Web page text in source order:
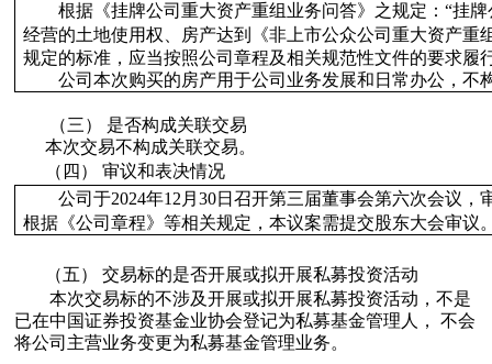
根据 《挂牌公司重大资产重组业务问答》之规定：“挂
经营的土地使用权、房产达到《非上市公众公司重大资产重
规定的标准，应当按照公司章程及相关规范性文件的要求
公司本次购买的房产用于公司业务发展和日常办公，不
（三）
是否构成关联交易
本次交易不构成关联交易。
（四）
审议和表决情况
公司于2024年12 月30日召开第三届董事会第六次会议，
根据《公司章程》等相关规定，本议案需提交股东大会审议
（五）
交易标的是否开展或拟开展私募投资活动
本次交易标的不涉及开展或拟开展私募投资活动，不是
已在中国证券投资基金业协会登记为私募基金管理人， 不会
将公司主营业务变更为私募基金管理业务。